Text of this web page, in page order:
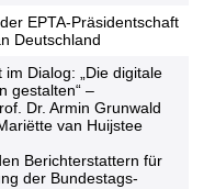
EPTA-Präsidentschaft
Deutschland
Dialog: „Die digitale
gestalten“ –
Dr. Armin Grunwald
van Huijstee
Berichterstattern für
der Bundestags­